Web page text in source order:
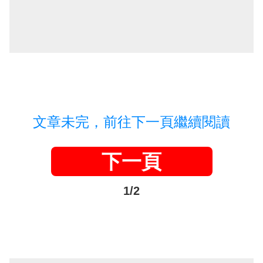
文章未完，前往下一頁繼續閱讀
下一頁
1/2